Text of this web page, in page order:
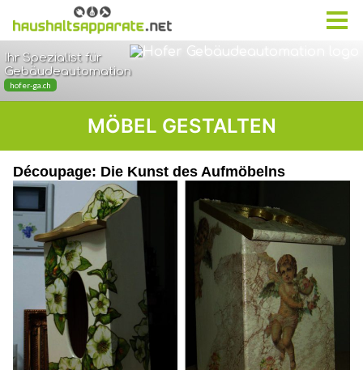
MÖBEL GESTALTEN
Découpage: Die Kunst des Aufmöbelns